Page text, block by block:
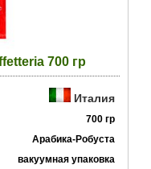
700 гр
Италия
700 гр
Арабика-Робуста
вакуумная упаковка